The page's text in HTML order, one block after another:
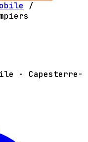
/
· Capesterre-